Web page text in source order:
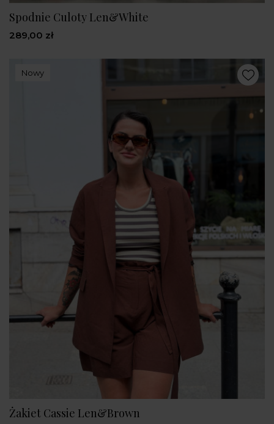
Spodnie Culoty Len&White
289,00 zł
Nowy
Żakiet Cassie Len&Brown